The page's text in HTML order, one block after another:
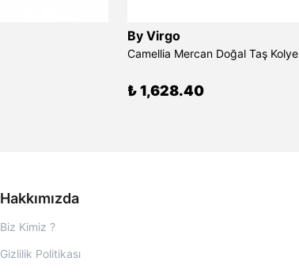
By Virgo
Camellia Mercan Doğal Taş Kolye
₺ 1,628.40
Hakkımızda
Biz Kimiz ?
Gizlilik Politikası